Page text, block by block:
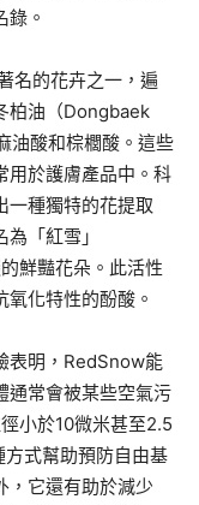
錄。
名的花卉之一，遍
柏油（Dongbaek
油酸和棕櫚酸。這些
用於護膚產品中。科
一種獨特的花提取
「紅雪」
鮮豔花朵。此活性
化特性的酚酸。
表明，RedSnow能
通常會被某些空氣污
小於10微米甚至2.5
式幫助預防自由基
，它還有助於減少